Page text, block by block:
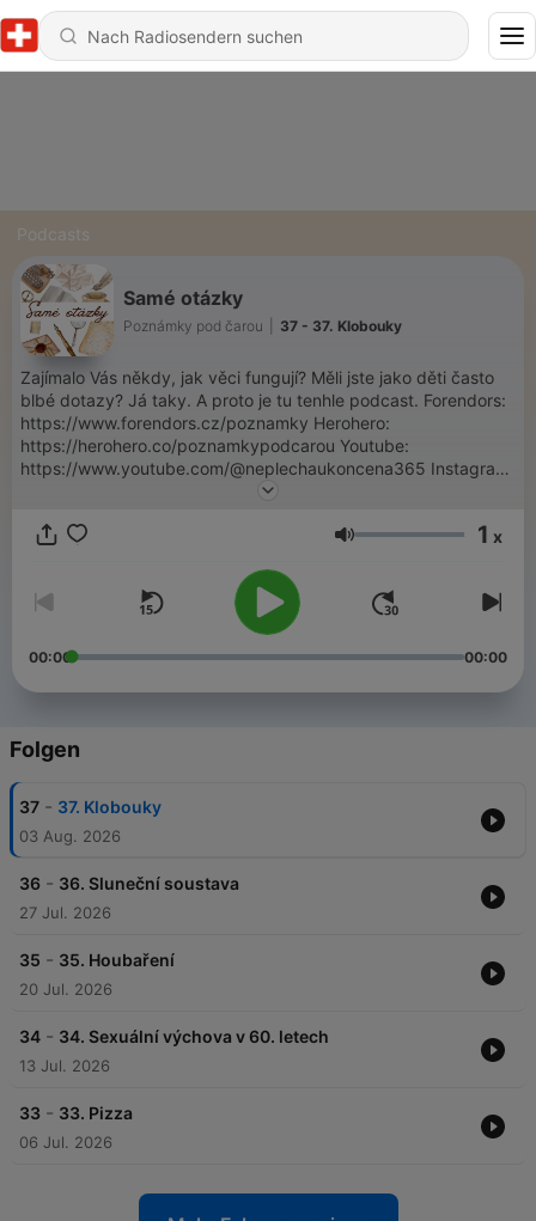
Podcasts
Samé otázky
Poznámky pod čarou 37 - 37. Klobouky
Zajímalo Vás někdy, jak věci fungují? Měli jste jako děti často
blbé dotazy? Já taky. A proto je tu tenhle podcast. Forendors:
https://www.forendors.cz/poznamky Herohero:
https://herohero.co/poznamkypodcarou Youtube:
https://www.youtube.com/@neplechaukoncena365 Instagram:
https://www.instagram.com/poznamky_carou
Lautstärke 1 x
00:00 00:00
Folgen
37 - 37. Klobouky
03 Aug. 2026
36 - 36. Sluneční soustava
27 Jul. 2026
35 - 35. Houbaření
20 Jul. 2026
34 - 34. Sexuální výchova v 60. letech
13 Jul. 2026
33 - 33. Pizza
06 Jul. 2026